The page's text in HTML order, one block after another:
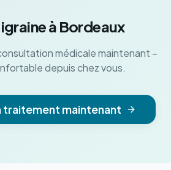
à Bordeaux
médicale maintenant –
depuis chez vous.
traitement maintenant